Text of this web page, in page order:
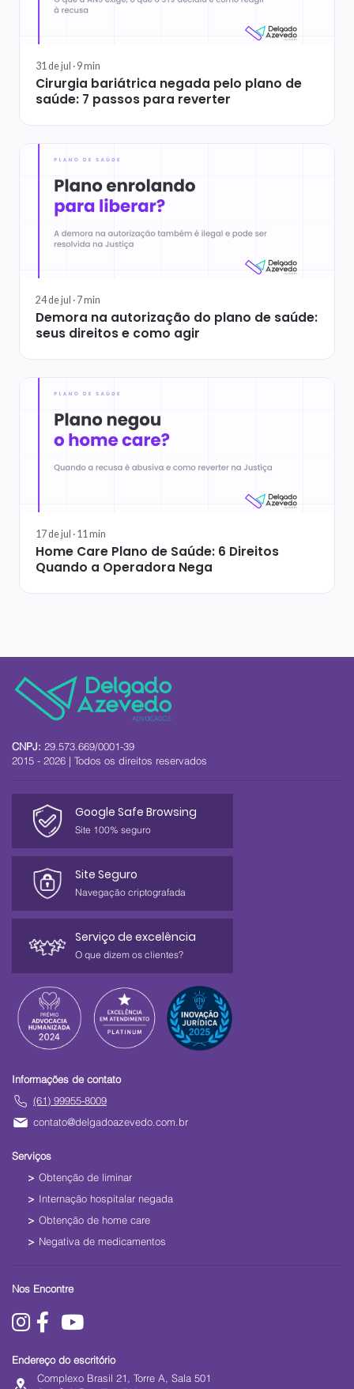
31 de jul · 9min
Cirurgia bariátrica negada pelo plano de
saúde: 7 passos para reverter
24 de jul · 7min
Demora na autorização do plano de saúde:
seus direitos e como agir
17 de jul · 11min
Home Care Plano de Saúde: 6 Direitos
Quando a Operadora Nega
CNPJ: 29.573.669/0001-39
2015 - 2026 | Todos os direitos reservados
Google Safe Browsing
Site 100% seguro
Site Seguro
Navegação criptografada
Serviço de excelência
O que dizem os clientes?
Informações de contato
(61) 99955-8009
contato@delgadoazevedo.com.br
Serviços
Obtenção de liminar
Internação hospitalar negada
Obtenção de home care
Negativa de medicamentos
Nos Encontre
Endereço do escritório
Complexo Brasil 21, Torre A, Sala 501